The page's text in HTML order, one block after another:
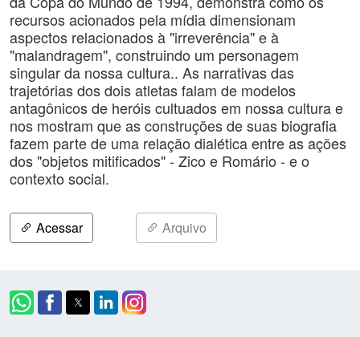
recursos acionados pela mídia dimensionam
aspectos relacionados à "irreverência" e à
"malandragem", construindo um personagem
singular da nossa cultura.. As narrativas das
trajetórias dos dois atletas falam de modelos
antagônicos de heróis cultuados em nossa cultura e
nos mostram que as construções de suas biografia
fazem parte de uma relação dialética entre as ações
dos "objetos mitificados" - Zico e Romário - e o
contexto social.
Acessar Arquivo